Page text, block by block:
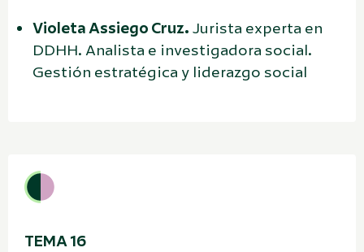
Violeta Assiego Cruz. Jurista experta en
DDHH. Analista e investigadora social.
Gestión estratégica y liderazgo social
TEMA 16